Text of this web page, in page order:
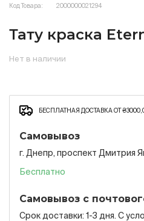
Код Товара: 2000000021294
Тату краска
Нет в наличии
БЕСПЛАТНАЯ ДОСТАВКА ОТ
Самовывоз
г. Днепр, проспект Дмитрия
Бесплатно
Самовывоз с
Срок доставки: 1-3 дня. С